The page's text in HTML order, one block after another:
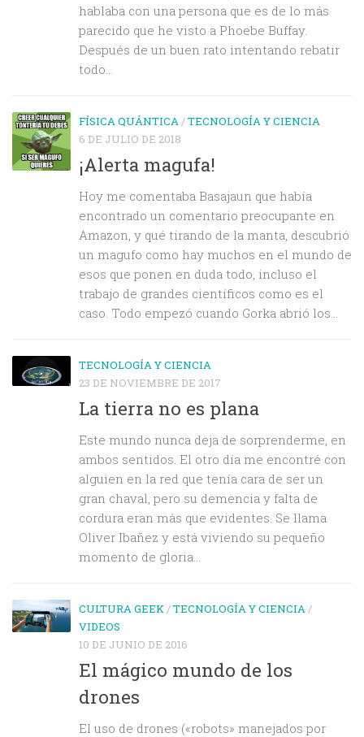
hablaba con una persona que es de lo más
parecido que he visto a Phoebe Buffay.
Después de un buen rato intentando rebatir
todo...
FÍSICA QUÁNTICA/TECNOLOGÍA Y CIENCIA
6 DE JULIO DE 2018
¡Alerta magufa!
Hoy me comentaba Basajaun que había
encontrado un comentario preocupante en
Amazon, y qué tirando de la manta, descubrió
un magufo como hay muchos en el mundo de
esos que ponen en duda todo, incluso el
trabajo de grandes científicos como es el
caso. Todo empezó cuando Gorka abrió los...
TECNOLOGÍA Y CIENCIA
23 DE NOVIEMBRE DE 2017
La tierra no es plana
Este mundo nunca deja de sorprenderme, en
ambos sentidos. El otro día me encontré con
alguien en la red que tenía cara de ser un
gran chaval, pero su demencia y falta de
cordura eran más que evidentes. Se llama
Oliver Ibañez y está viviendo su pequeño
momento de gloria...
CULTURA GEEK/TECNOLOGÍA Y CIENCIA/
VIDEOS
10 DE JUNIO DE 2016
El mágico mundo de los
drones
El uso de drones («robots» manejados por